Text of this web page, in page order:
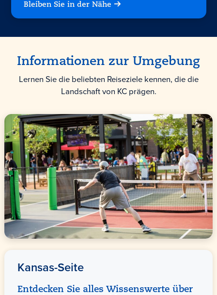
Bleiben Sie in der Nähe
Informationen zur Umgebung
Lernen Sie die beliebten Reiseziele kennen, die die
Landschaft von KC prägen.
Kansas-Seite
Entdecken Sie alles Wissenswerte über